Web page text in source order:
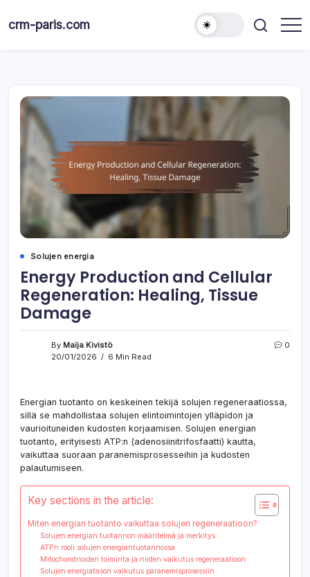
crm-paris.com
Solujen energia
Energy Production and Cellular
Regeneration: Healing, Tissue
Damage
By Maija Kivistö
20/01/2026
6 Min Read
0
Energian tuotanto on keskeinen tekijä solujen regeneraatiossa,
sillä se mahdollistaa solujen elintoimintojen ylläpidon ja
vaurioituneiden kudosten korjaamisen. Solujen energian
tuotanto, erityisesti ATP:n (adenosiinitrifosfaatti) kautta,
vaikuttaa suoraan paranemisprosesseihin ja kudosten
palautumiseen.
Key sections in the article:
Miten energian tuotanto vaikuttaa solujen regeneraatioon?
Solujen energian tuotannon määritelmä ja merkitys
ATPn rooli solujen energiantuotannossa
Mitochondrioiden toiminta ja niiden vaikutus regeneraatioon
Solujen energiatason vaikutus paranemisprosessiin